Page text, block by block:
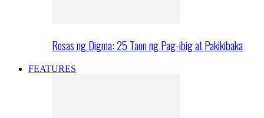
Rosas ng Digma: 25 Taon ng Pag-ibig at Pakikibaka
FEATURES